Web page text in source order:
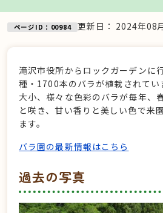
ページID：00984 更新日： 2024年08
滝沢市役所からロックガーデンに
種・1700本のバラが植栽されてい
大小、様々な色彩のバラが毎年、
と咲き、甘い香りと美しい色で来
ます。
バラ園の最新情報はこちら
過去の写真